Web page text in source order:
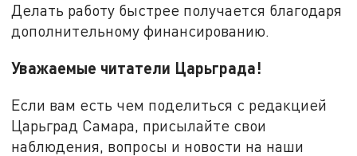
Делать работу быстрее получается благодаря
дополнительному финансированию.
Уважаемые читатели Царьграда!
Если вам есть чем поделиться с редакцией
Царьград Самара, присылайте свои
наблюдения, вопросы и новости на наши